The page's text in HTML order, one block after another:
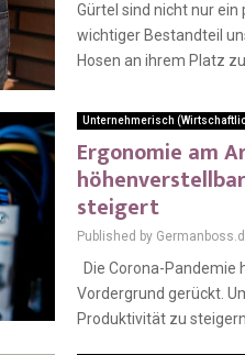
Gürtel sind nicht nur
wichtiger Bestandteil
Hosen an ihrem Platz
Unternehmerisch
Ergonomie am
steigert
Published by
Die Corona-
Vordergrund gerückt.
Produktivität zu